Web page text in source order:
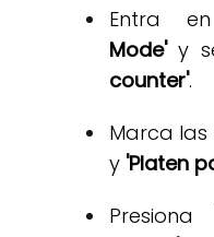
Entra
Mode'y
counter'.
Marca las
y 'Platen
Presiona